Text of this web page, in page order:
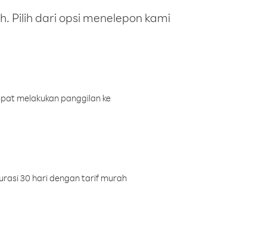
Pilih dari opsi menelepon kami
melakukan panggilan ke
30 hari dengan tarif murah